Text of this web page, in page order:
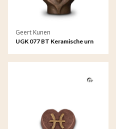
Geert Kunen
UGK 077 BT Keramische urn
doorn (waxine)